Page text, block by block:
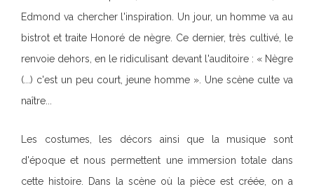
Edmond va chercher l'inspiration. Un jour, un homme va au
bistrot et traite Honoré de nègre. Ce dernier, très cultivé, le
renvoie dehors, en le ridiculisant devant l'auditoire : « Nègre
(...) c'est un peu court, jeune homme ». Une scène culte va
naître...
Les costumes, les décors ainsi que la musique sont
d'époque et nous permettent une immersion totale dans
cette histoire. Dans la scène où la pièce est créée, on a